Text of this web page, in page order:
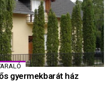
gyermekbarát ház